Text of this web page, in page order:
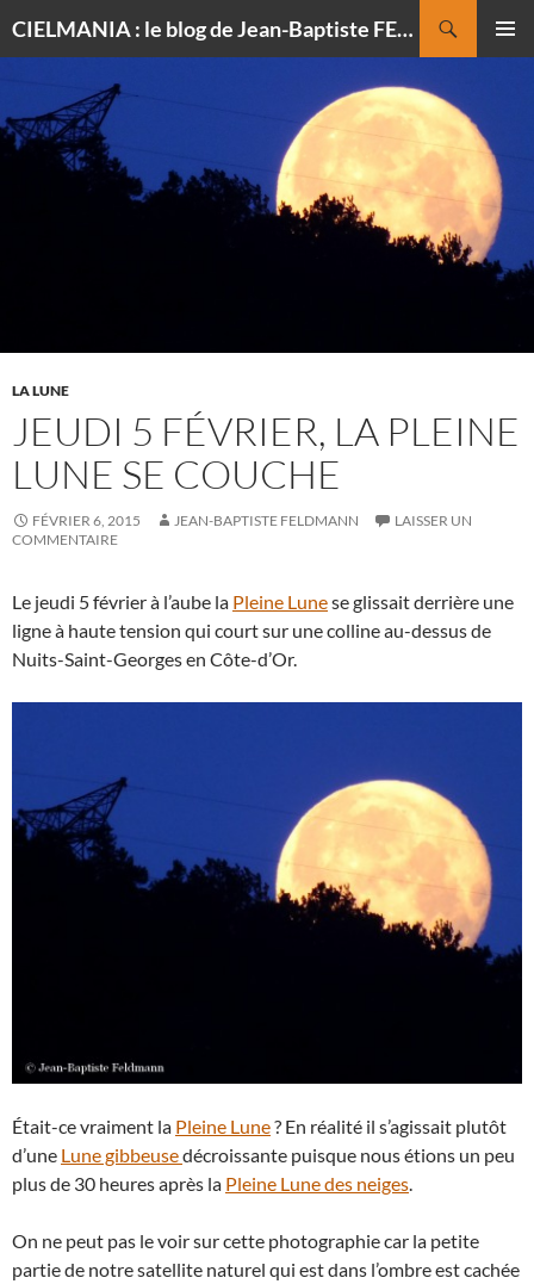
CIELMANIA : le blog de Jean-Baptiste FELDMANN, photographe du ciel
CONTENU
LA LUNE
JEUDI 5 FÉVRIER, LA PLEINE
LUNE SE COUCHE
FÉVRIER 6, 2015 JEAN-BAPTISTE FELDMANN
LAISSER UN
COMMENTAIRE
Le jeudi 5 février à l’aube la Pleine Lunese glissait derrière une
ligne à haute tension qui court sur une colline au-dessus de
Nuits-Saint-Georges en Côte-d’Or.
Était-ce vraiment la Pleine Lune? En réalité il s’agissait plutôt
d’une Lune gibbeusedécroissante puisque nous étions un peu
plus de 30 heures après la Pleine Lune des neiges
On ne peut pas le voir sur cette photographie car la petite
partie de notre satellite naturel qui est dans l’ombre est cachée